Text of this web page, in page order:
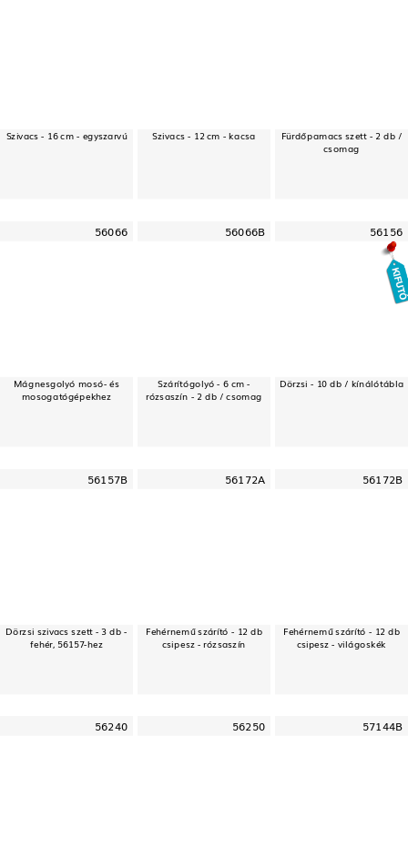
Szivacs - 16 cm - egyszarvú Szivacs - 12 cm - kacsa Fürdőpamacs szett - 2 db /
csomag
56066
Mágnesgolyó mosó- és
mosogatógépekhez
56066B
Szárítógolyó - 6 cm -
rózsaszín - 2 db / csomag
56156
Dörzsi - 10 db / kínálótábla
56157B
Dörzsi szivacs szett - 3 db -
fehér, 56157-hez
56172A
Fehérnemű szárító - 12 db
csipesz - rózsaszín
56172B
Fehérnemű szárító - 12 db
csipesz - világoskék
56240 56250 57144B